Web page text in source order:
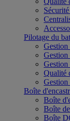
Pilotage du
Gestion
Gestion
Gestion
Qualité
Gestion
Boîte
Boîte
Boîte
Boîte